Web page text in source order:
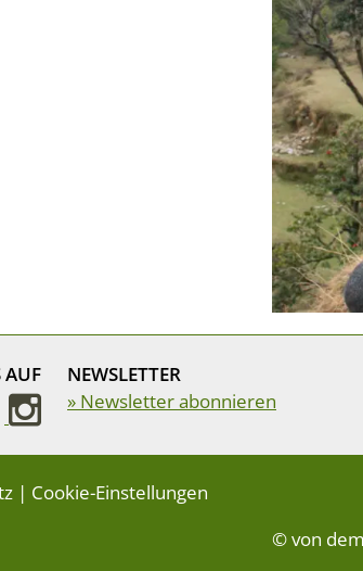
AUF
NEWSLETTER
» Newsletter abonnieren
| Cookie-Einstellungen
© von